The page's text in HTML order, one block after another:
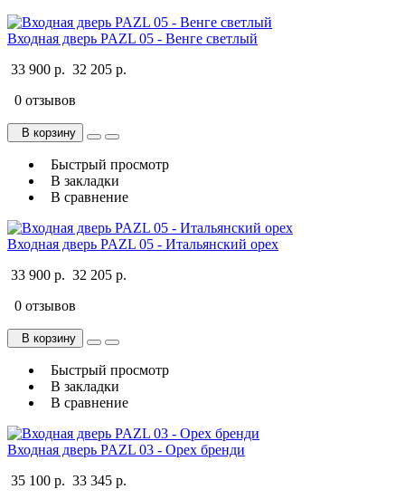
Входная дверь PAZL 05 - Венге светлый
33 900 р. 32 205 р.
0 отзывов
В корзину
Быстрый просмотр
В закладки
В сравнение
Входная дверь PAZL 05 - Итальянский орех
33 900 р. 32 205 р.
0 отзывов
В корзину
Быстрый просмотр
В закладки
В сравнение
Входная дверь PAZL 03 - Орех бренди
35 100 р. 33 345 р.